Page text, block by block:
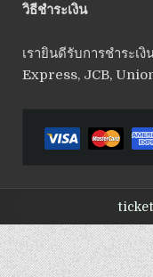
วิธีชำระเงิน
เรายินดีรับการชำระ
Express, JCB,